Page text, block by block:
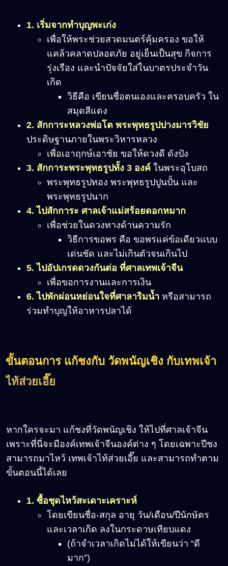
1. เริ่มจากทำบุญพะเก่ง
เพื่อให้พระช่วยสวดมนตร์คุ้มครอง ขอให้
แคล้วคลาดปลอดภัย อยู่เย็นเป็นสุข กิจการ
รุ่งเรือง และนำปัจจัยใส่ในบาตรประจำวัน
เกิด
วิธีคือ เขียนชื่อตนเองและครอบครัว ใน
สมุดสีแดง
2. สักการะหลวงพ่อโต พระพุทธรูปปางมารวิชัย
ประดิษฐานภายในพระวิหารหลวง
เพื่อเอาฤกษ์เอาชัย ขอให้ดวงดี ดังปัง
3. สักการะพระพุทธรูปทั้ง 3 องค์ ในพระอุโบสถ
พระพุทธรูปทอง พระพุทธรูปปูนปั้น และ
พระพุทธรูปนาก
4. ไปสักการะ ศาลเจ้าแม่สร้อยดอกหมาก
เพื่อช่วยในดวงทางด้านความรัก
วิธีการขอพร คือ ขอพรแค่ข้อเดียวแบบ
เด่นชัด และไม่เกินตัวจนเกินไป
5. ไปอัปเกรดดวงกันต่อ ที่ศาลเทพเจ้าจีน
เพื่อขอการงานและการเงิน
6. ไปพักผ่อนหย่อนใจที่ศาลาริมน้ำ หรือสามารถ
ร่วมทำบุญให้อาหารปลาได้
ขั้นตอนการ แก้ชงกับ วัดพนัญเชิง กับเทพเจ้า
ไท้ส่วยเอี๊ย
หากใครจะมา แก้ชงที่วัดพนัญเชิง ให้ไปที่ศาลเจ้าจีน
เพราะที่นี่จะมีองค์เทพเจ้าจีนองค์ต่าง ๆ โดยเฉพาะปีชง
สามารถมาไหว้ เทพเจ้าไท้ส่วยเอี๊ย และสามารถทำตาม
ขั้นตอนนี้ได้เลย
1. ซื้อชุดไหว้สะเดาะเคราะห์
โดยเขียนชื่อ-สกุล อายุ วัน/เดือน/ปีนักษัตร
และเวลาเกิด ลงในกระดาษเทียบแดง
(ถ้าจำเวลาเกิดไม่ได้ให้เขียนว่า “ดี
มาก”)